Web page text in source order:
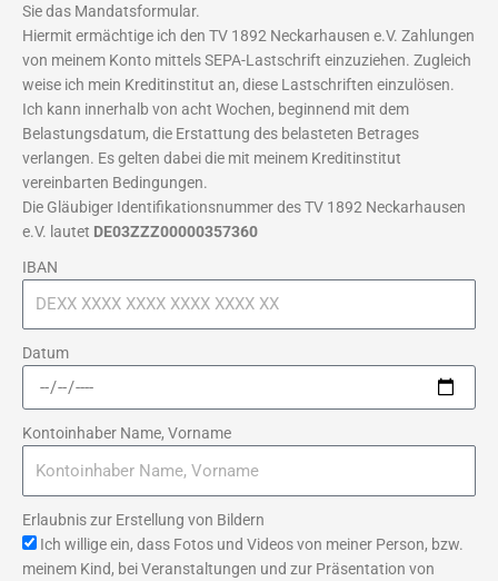
Sie das Mandatsformular.
Hiermit ermächtige ich den TV 1892 Neckarhausen e.V. Zahlungen
von meinem Konto mittels SEPA-Lastschrift einzuziehen. Zugleich
weise ich mein Kreditinstitut an, diese Lastschriften einzulösen.
Ich kann innerhalb von acht Wochen, beginnend mit dem
Belastungsdatum, die Erstattung des belasteten Betrages
verlangen. Es gelten dabei die mit meinem Kreditinstitut
vereinbarten Bedingungen.
Die Gläubiger Identifikationsnummer des TV 1892 Neckarhausen
e.V. lautet DE03ZZZ00000357360
IBAN
Datum
Kontoinhaber Name, Vorname
Erlaubnis zur Erstellung von Bildern
Ich willige ein, dass Fotos und Videos von meiner Person, bzw.
meinem Kind, bei Veranstaltungen und zur Präsentation von